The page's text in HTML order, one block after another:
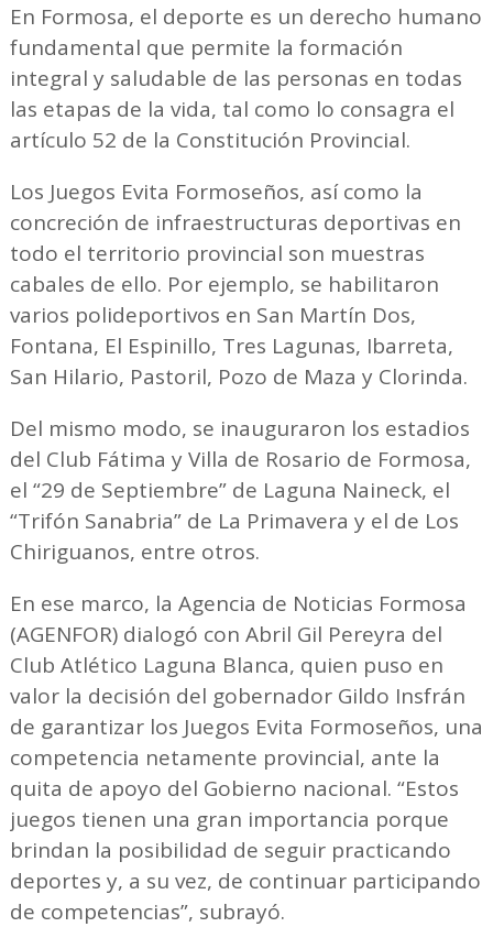
En Formosa, el deporte es un derecho humano
fundamental que permite la formación
integral y saludable de las personas en todas
las etapas de la vida, tal como lo consagra el
artículo 52 de la Constitución Provincial.
Los Juegos Evita Formoseños, así como la
concreción de infraestructuras deportivas en
todo el territorio provincial son muestras
cabales de ello. Por ejemplo, se habilitaron
varios polideportivos en San Martín Dos,
Fontana, El Espinillo, Tres Lagunas, Ibarreta,
San Hilario, Pastoril, Pozo de Maza y Clorinda.
Del mismo modo, se inauguraron los estadios
del Club Fátima y Villa de Rosario de Formosa,
el “29 de Septiembre” de Laguna Naineck, el
“Trifón Sanabria” de La Primavera y el de Los
Chiriguanos, entre otros.
En ese marco, la Agencia de Noticias Formosa
(AGENFOR) dialogó con Abril Gil Pereyra del
Club Atlético Laguna Blanca, quien puso en
valor la decisión del gobernador Gildo Insfrán
de garantizar los Juegos Evita Formoseños, una
competencia netamente provincial, ante la
quita de apoyo del Gobierno nacional. “Estos
juegos tienen una gran importancia porque
brindan la posibilidad de seguir practicando
deportes y, a su vez, de continuar participando
de competencias”, subrayó.